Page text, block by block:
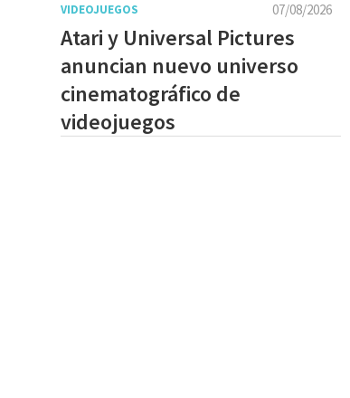
07/08/2026
VIDEOJUEGOS
Atari y Universal Pictures
anuncian nuevo universo
cinematográfico de
videojuegos